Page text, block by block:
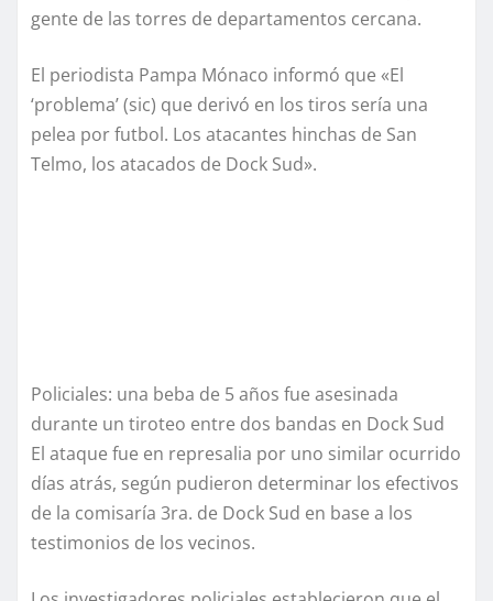
gente de las torres de departamentos cercana.
El periodista Pampa Mónaco informó que «El
‘problema’ (sic) que derivó en los tiros sería una
pelea por futbol. Los atacantes hinchas de San
Telmo, los atacados de Dock Sud».
Policiales: una beba de 5 años fue asesinada
durante un tiroteo entre dos bandas en Dock Sud
El ataque fue en represalia por uno similar ocurrido
días atrás, según pudieron determinar los efectivos
de la comisaría 3ra. de Dock Sud en base a los
testimonios de los vecinos.